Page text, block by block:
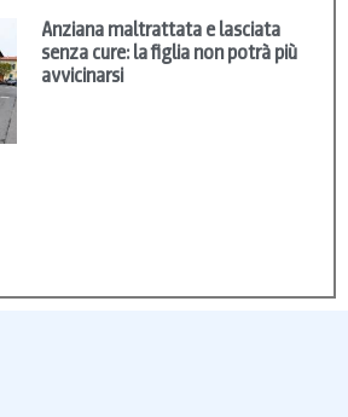
Anziana maltrattata e lasciata
senza cure: la figlia non potrà più
avvicinarsi